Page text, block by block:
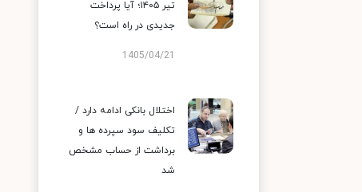
تیر ۱۴۰۵؛ آیا پرداخت
جدیدی در راه است؟
1405/04/21
اختلال بانکی ادامه دارد /
تکلیف سود سپرده ها و
برداشت از حساب مشخص
شد